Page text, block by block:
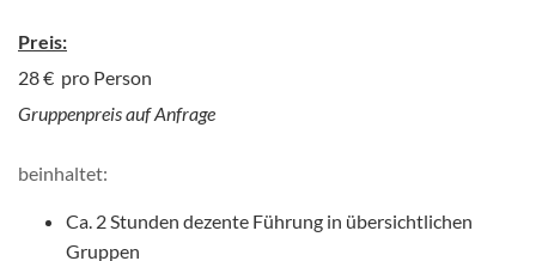
Preis:
28 € pro Person
Gruppenpreis auf Anfrage
beinhaltet:
Ca. 2 Stunden dezente Führung in übersichtlichen
Gruppen